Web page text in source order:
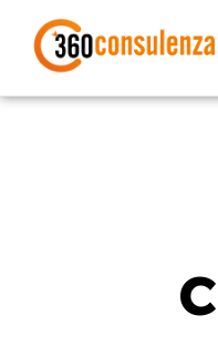
Inizia a